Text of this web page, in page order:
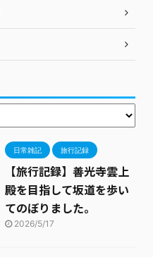
日常雑記 旅行記録
【旅行記録】善光寺雲上
殿を目指して坂道を歩い
てのぼりました。
2026/5/17